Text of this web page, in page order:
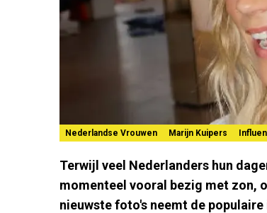
Nederlandse Vrouwen Marijn Kuipers
Terwijl veel Nederlanders hun
momenteel vooral bezig met zon,
nieuwste foto's neemt de